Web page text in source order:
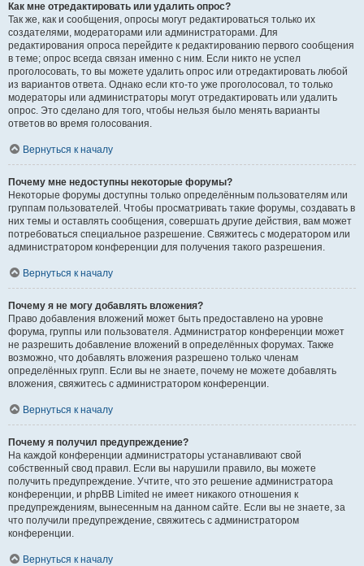
Как мне отредактировать или удалить опрос?
Так же, как и сообщения, опросы могут редактироваться только их
создателями, модераторами или администраторами. Для
редактирования опроса перейдите к редактированию первого сообщения
в теме; опрос всегда связан именно с ним. Если никто не успел
проголосовать, то вы можете удалить опрос или отредактировать любой
из вариантов ответа. Однако если кто-то уже проголосовал, то только
модераторы или администраторы могут отредактировать или удалить
опрос. Это сделано для того, чтобы нельзя было менять варианты
ответов во время голосования.
Вернуться к началу
Почему мне недоступны некоторые форумы?
Некоторые форумы доступны только определённым пользователям или
группам пользователей. Чтобы просматривать такие форумы, создавать в
них темы и оставлять сообщения, совершать другие действия, вам может
потребоваться специальное разрешение. Свяжитесь с модератором или
администратором конференции для получения такого разрешения.
Вернуться к началу
Почему я не могу добавлять вложения?
Право добавления вложений может быть предоставлено на уровне
форума, группы или пользователя. Администратор конференции может
не разрешить добавление вложений в определённых форумах. Также
возможно, что добавлять вложения разрешено только членам
определённых групп. Если вы не знаете, почему не можете добавлять
вложения, свяжитесь с администратором конференции.
Вернуться к началу
Почему я получил предупреждение?
На каждой конференции администраторы устанавливают свой
собственный свод правил. Если вы нарушили правило, вы можете
получить предупреждение. Учтите, что это решение администратора
конференции, и phpBB Limited не имеет никакого отношения к
предупреждениям, вынесенным на данном сайте. Если вы не знаете, за
что получили предупреждение, свяжитесь с администратором
конференции.
Вернуться к началу